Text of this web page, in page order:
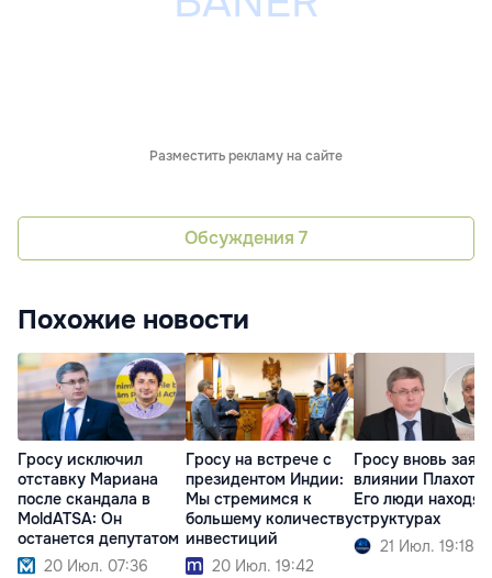
Разместить рекламу на сайте
Обсуждения 7
Похожие новости
Гросу исключил
отставку Мариана
после скандала в
MoldATSA: Он
останется депутатом
20 Июл. 07:36
Гросу на встрече с
президентом Индии:
Мы стремимся к
большему количеству
инвестиций
20 Июл. 19:42
Гросу вновь
влиянии
Его люди
структурах
21 Июл. 19:18